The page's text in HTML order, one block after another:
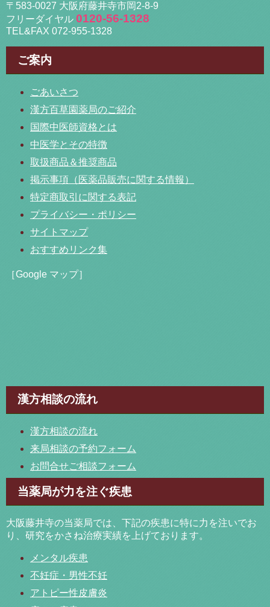
〒583-0027 大阪府藤井寺市岡2-8-9
フリーダイヤル 0120-56-1328
TEL&FAX 072-955-1328
ご案内
ごあいさつ
漢方百草園薬局のご紹介
国際中医師資格とは
中医学とその特徴
取扱商品＆推奨商品
掲示事項（医薬品販売に関する情報）
特定商取引に関する表記
プライバシー・ポリシー
サイトマップ
おすすめリンク集
［Google マップ］
漢方相談の流れ
漢方相談の流れ
来局相談の予約フォーム
お問合せご相談フォーム
当薬局が力を注ぐ疾患
大阪藤井寺の当薬局では、下記の疾患に特に力を注いでお
り、研究をかさね治療実績を上げております。
メンタル疾患
不妊症・男性不妊
アトピー性皮膚炎